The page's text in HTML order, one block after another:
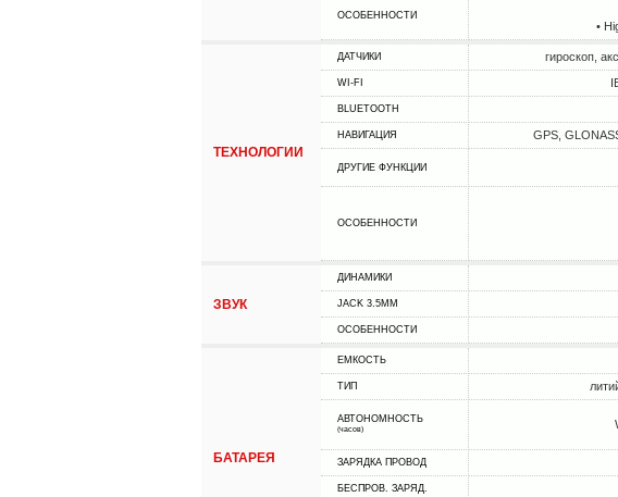
ОСОБЕННОСТИ
•
ТЕХНОЛОГИИ
ДАТЧИКИ гироскоп,
WI-FI
BLUETOOTH
НАВИГАЦИЯ GPS,
ДРУГИЕ ФУНКЦИИ
ОСОБЕННОСТИ
ЗВУК
ДИНАМИКИ
JACK 3.5MM
ОСОБЕННОСТИ
БАТАРЕЯ
ЕМКОСТЬ
ТИП
АВТОНОМНОСТЬ
(часов)
ЗАРЯДКА ПРОВОД
БЕСПРОВ. ЗАРЯД.